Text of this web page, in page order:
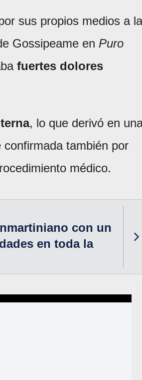
sus propios medios a la
Gossipeame en Puro
fuertes dolores
, lo que derivó en
también por
médico.
con un
en toda la